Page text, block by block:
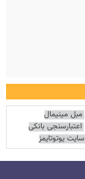
مبل مینیمال
اعتبارسنجی بانکی
سایت یوتوتایمز